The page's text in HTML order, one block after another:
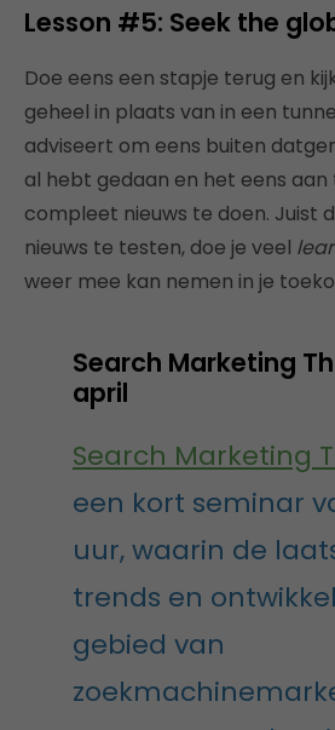
Lesson #5: Seek the
Doe eens een stapje terug en
geheel in plaats van in een
adviseert om eens buiten
al hebt gedaan en het eens aan
compleet nieuws te doen. Juist
nieuws te testen, doe je veel
weer mee kan nemen in je
Search Marketing
april
Search Marketing
een kort seminar
uur, waarin de
trends en
gebied van